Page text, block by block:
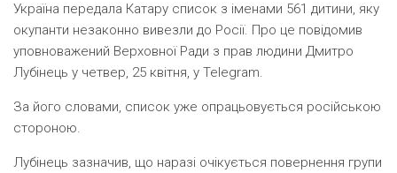
Україна передала Катару список з іменами 561 дитини, яку
окупанти незаконно вивезли до Росії. Про це повідомив
уповноважений Верховної Ради з прав людини Дмитро
Лубінець у четвер, 25 квітня, у Telegram.
За його словами, список уже опрацьовується російською
стороною.
Лубінець зазначив, що наразі очікується повернення групи